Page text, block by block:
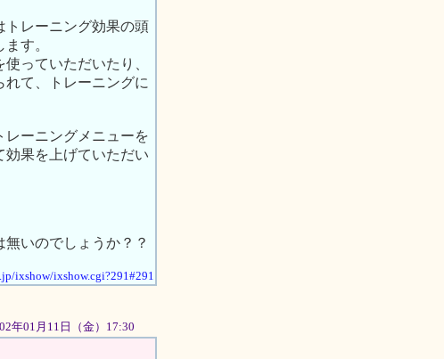
トレーニング効果の頭
す。
っていただいたり、
て、トレーニングに
レーニングメニューを
果を上げていただい
いのでしょうか？？
ixshow/ixshow.cgi?291#291
年01月11日（金）17:30